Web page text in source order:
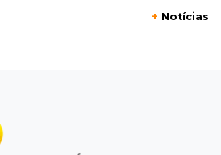
Goiânia antes de jogo que
Brasileiro
com Atlético-MG e segue
+ Notícias